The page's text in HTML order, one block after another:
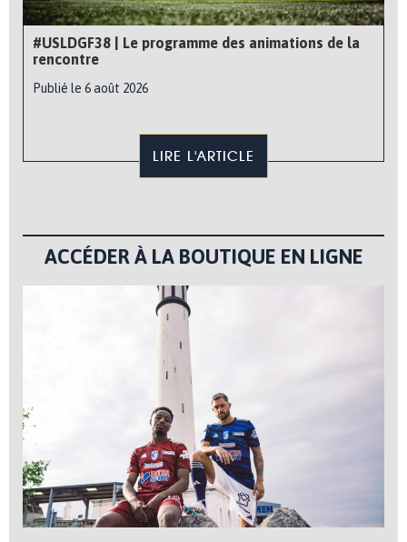
#USLDGF38 | Le programme des animations de la
rencontre
Publié le 6 août 2026
LIRE L'ARTICLE
ACCÉDER À LA BOUTIQUE EN LIGNE